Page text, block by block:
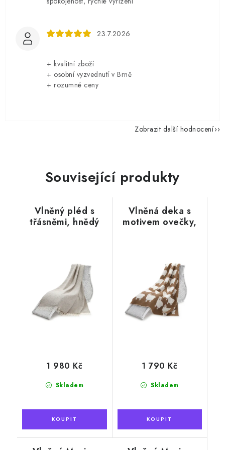
23.7.2026
+ kvalitní zboží
+ osobní vyzvednutí v Brně
+ rozumné ceny
Zobrazit další hodnocení
Související produkty
Vlněný pléd s
třásněmi, hnědý
Skladem
1 980 Kč
Vlněná deka s
motivem ovečky,
Skladem
1 790 Kč